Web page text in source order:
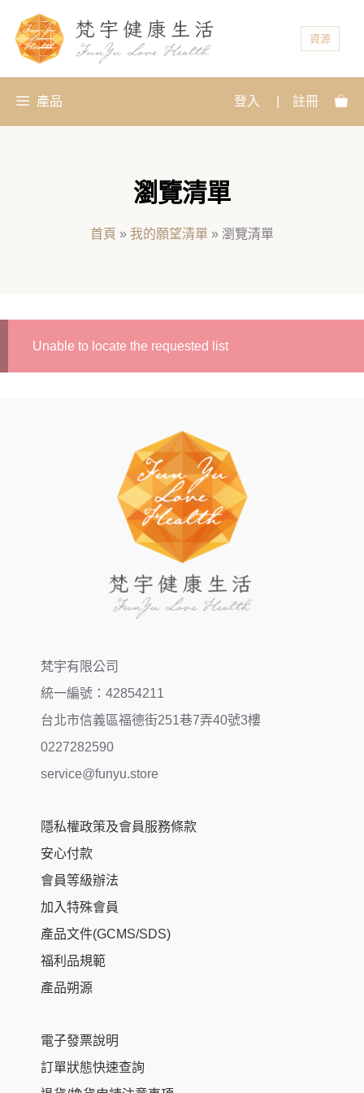
資源
產品 登入 註冊
瀏覽清單
首頁 » 我的願望清單 » 瀏覽清單
Unable to locate the requested list
梵宇有限公司
統一編號：42854211
台北市信義區福德街251巷7弄40號3樓
0227282590
service@funyu.store
隱私權政策及會員服務條款
安心付款
會員等級辦法
加入特殊會員
產品文件(GCMS/SDS)
福利品規範
產品朔源
電子發票說明
訂單狀態快速查詢